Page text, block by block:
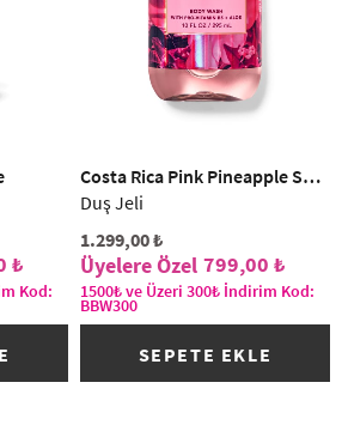
₺
Kod:
Costa Rica Pink Pineapple Sunrise
Duş Jeli
1.299,00 ₺
799,00 ₺
1500₺ ve Üzeri 300₺ İndirim Kod:
BBW300
SEPETE EKLE